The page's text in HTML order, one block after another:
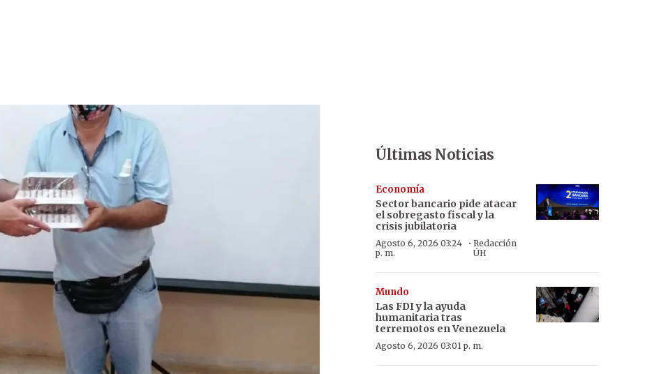
Últimas Noticias
Economía
Sector bancario pide atacar
el sobregasto fiscal y la
crisis jubilatoria
Agosto 6, 2026 03:24
p. m.
· Redacción
ÚH
Mundo
Las FDI y la ayuda
humanitaria tras
terremotos en Venezuela
Agosto 6, 2026 03:01 p. m.